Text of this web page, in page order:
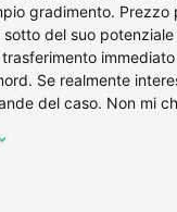
gradimento. Prezzo
del suo
Se realmente
del caso. Non mi